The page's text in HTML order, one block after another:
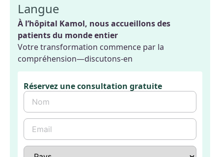
Langue
À l’hôpital Kamol, nous accueillons des
patients du monde entier
Votre transformation commence par la
compréhension—discutons-en
Réservez une consultation gratuite